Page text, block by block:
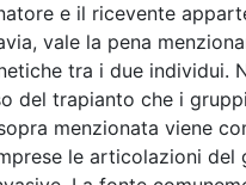
e il ricevente
vale la pena
tra i due individui.
del trapianto che i
menzionata viene
le articolazioni del